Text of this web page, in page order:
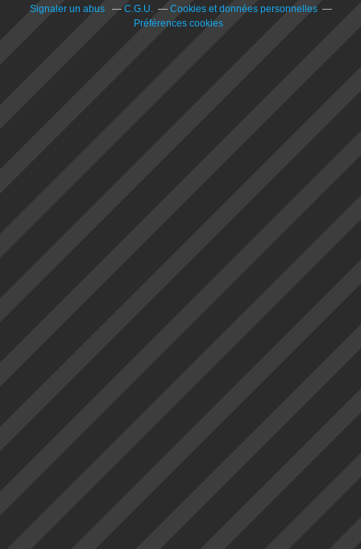
Signaler un abus C.G.U.
Cookies et données personnelles
Préférences cookies